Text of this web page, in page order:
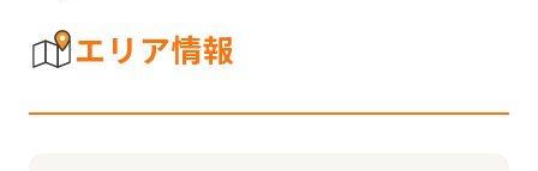
エリア情報